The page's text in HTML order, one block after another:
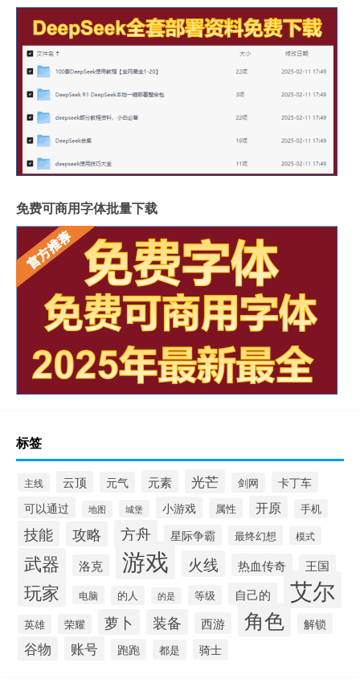
免费可商用字体批量下载
标签
主线 云顶 元气 元素 光芒 剑网 卡丁车
可以通过 地图 城堡 小游戏 属性 开原 手机
技能 攻略 方舟 星际争霸 最终幻想 模式
武器 洛克 游戏 火线 热血传奇 王国
玩家 电脑 的人 的是 等级 自己的 艾尔
英雄 荣耀 萝卜 装备 西游 角色 解锁
谷物 账号 跑跑 都是 骑士